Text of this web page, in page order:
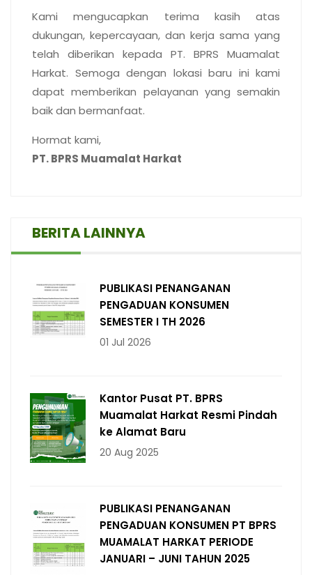
Kami mengucapkan terima kasih atas
dukungan, kepercayaan, dan kerja sama yang
telah diberikan kepada PT. BPRS Muamalat
Harkat. Semoga dengan lokasi baru ini kami
dapat memberikan pelayanan yang semakin
baik dan bermanfaat.
Hormat kami,
PT. BPRS Muamalat Harkat
BERITA LAINNYA
PUBLIKASI PENANGANAN
PENGADUAN KONSUMEN
SEMESTER I TH 2026
01 Jul 2026
Kantor Pusat PT. BPRS
Muamalat Harkat Resmi Pindah
ke Alamat Baru
20 Aug 2025
PUBLIKASI PENANGANAN
PENGADUAN KONSUMEN PT BPRS
MUAMALAT HARKAT PERIODE
JANUARI – JUNI TAHUN 2025